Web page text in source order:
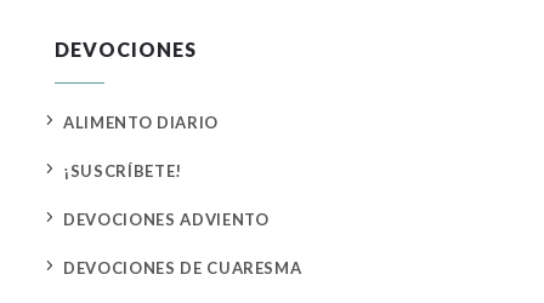
DEVOCIONES
5 ALIMENTO DIARIO
5 ¡SUSCRÍBETE!
5 DEVOCIONES ADVIENTO
5 DEVOCIONES DE CUARESMA